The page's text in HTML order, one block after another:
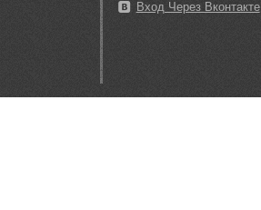
Вход Через Вконтакте